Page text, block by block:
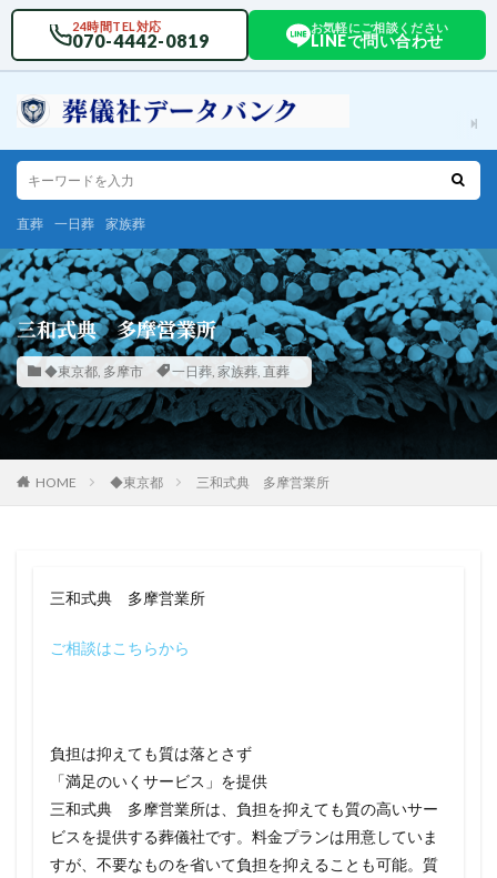
24時間TEL対応
070-4442-0819
お気軽にご相談ください
LINEで問い合わせ
直葬 一日葬 家族葬
三和式典 多摩営業所
◆東京都, 多摩市 一日葬, 家族葬, 直葬
HOME ◆東京都 三和式典 多摩営業所
三和式典 多摩営業所
ご相談はこちらから
負担は抑えても質は落とさず
「満足のいくサービス」を提供
三和式典 多摩営業所は、負担を抑えても質の高いサー
ビスを提供する葬儀社です。料金プランは用意していま
すが、不要なものを省いて負担を抑えることも可能。質